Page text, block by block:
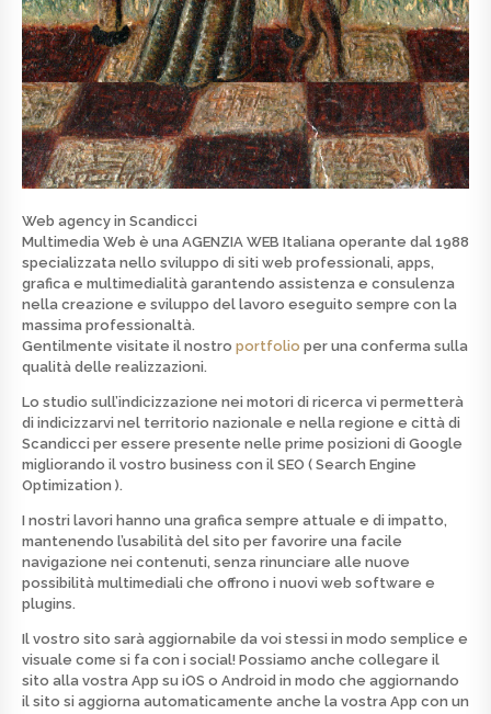
Web agency in Scandicci
Multimedia Web è una AGENZIA WEB Italiana operante dal 1988
specializzata nello sviluppo di siti web professionali, apps,
grafica e multimedialità garantendo assistenza e consulenza
nella creazione e sviluppo del lavoro eseguito sempre con la
massima professionaltà.
Gentilmente visitate il nostro portfolio per una conferma sulla
qualità delle realizzazioni.
Lo studio sull’indicizzazione nei motori di ricerca vi permetterà
di indicizzarvi nel territorio nazionale e nella regione e città di
Scandicci per essere presente nelle prime posizioni di Google
migliorando il vostro business con il SEO ( Search Engine
Optimization ).
I nostri lavori hanno una grafica sempre attuale e di impatto,
mantenendo l’usabilità del sito per favorire una facile
navigazione nei contenuti, senza rinunciare alle nuove
possibilità multimediali che offrono i nuovi web software e
plugins.
Il vostro sito sarà aggiornabile da voi stessi in modo semplice e
visuale come si fa con i social! Possiamo anche collegare il
sito alla vostra App su iOS o Android in modo che aggiornando
il sito si aggiorna automaticamente anche la vostra App con un